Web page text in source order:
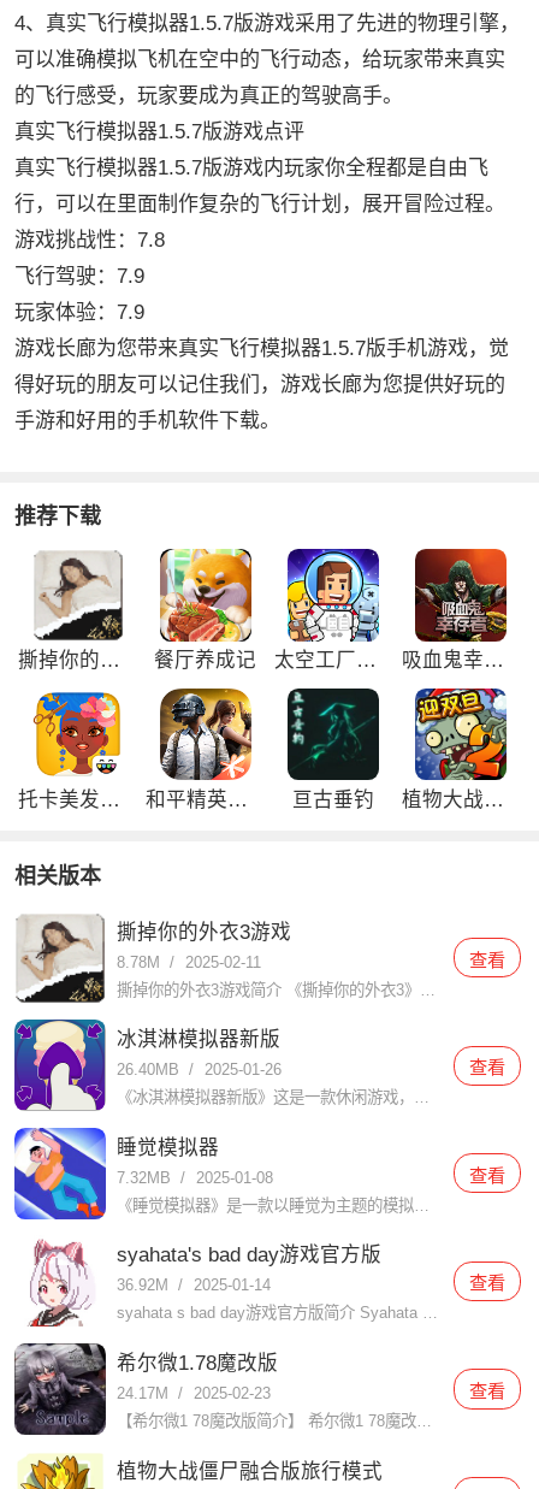
4、真实飞行模拟器1.5.7版游戏采用了先进的物理引擎，
可以准确模拟飞机在空中的飞行动态，给玩家带来真实
的飞行感受，玩家要成为真正的驾驶高手。
真实飞行模拟器1.5.7版游戏点评
真实飞行模拟器1.5.7版游戏内玩家你全程都是自由飞
行，可以在里面制作复杂的飞行计划，展开冒险过程。
游戏挑战性：7.8
飞行驾驶：7.9
玩家体验：7.9
游戏长廊为您带来真实飞行模拟器1.5.7版手机游戏，觉
得好玩的朋友可以记住我们，游戏长廊为您提供好玩的
手游和好用的手机软件下载。
推荐下载
撕掉你的外衣3游戏 餐厅养成记 太空工厂大亨免广告版 吸血鬼幸存者免广告版
托卡美发沙龙4可化妆版 和平精英刺激归来版 亘古垂钓 植物大战僵尸2双旦内购免费版
相关版本
撕掉你的外衣3游戏
8.78M /
2025-02-11
查看
冰淇淋模拟器新版
26.40MB / 2025-01-26
《冰淇淋模拟器新版》这是一款休闲游戏，玩家在里面会扮演冰淇淋店的老板，你能制作各种口味的冰淇淋，满足客人的口味需求。游戏具有丰富多样的冰淇淋配料和制作工艺，让玩家体验到制作冰淇淋的乐趣。在使用浆果和糖
查看
睡觉模拟器
7.32MB /
2025-01-08
《睡觉模拟器》是一款以睡觉为主题的模拟游戏，玩家在游戏中扮演一个需要睡觉的人物，通过不同的操作模拟睡觉的过程。游戏中包含了丰富的场景和道具，玩家可以根据自己的喜好和需要选择不同的场景和道具，来达到更好
查看
syahata's bad day游戏官方版
36.92M / 2025-01-14
syahata s bad day游戏官方版简介 Syahata s Bad Day（中文名：萨哈塔遭遇的一日或沙哈塔的遇难日）是一款由JaShinn Game开发的R-18动作冒险游戏，于2024年
查看
希尔微1.78魔改版
24.17M /
2025-02-23
【希尔微1 78魔改版简介】 希尔微1 78魔改版是一款深受玩家喜爱的角色扮演类游戏，该版本在原作基础上进行了大量创新和优化，为玩家带来了更加丰富的游戏体验和更加精彩的剧情发展。玩家将扮演一名救助了受
查看
植物大战僵尸融合版旅行模式